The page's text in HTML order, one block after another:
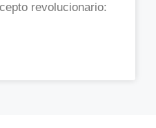
revolucionario: